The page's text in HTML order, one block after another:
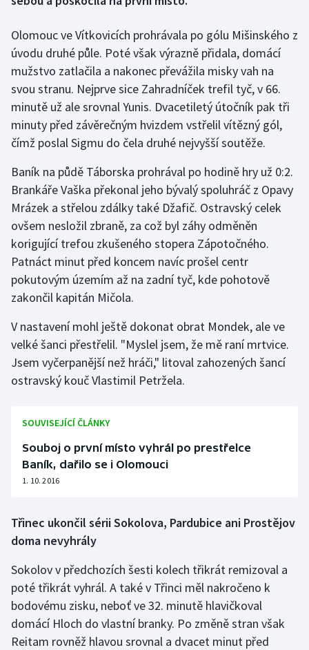
Futsal
Golf
Gymnastika
Házená
Jezdectví
Judo
Krasobruslení
Lezení
Lyže a snowboard
Moderní pětiboj
Motorsport
Olympijské hry
Plážový volejbal
Rychlobruslení
Rychlostní kanoistika
Short track
Sportovní střelba
Olomouc ve Vítkovicích prohrávala po gólu Mišinského z
úvodu druhé půle. Poté však výrazně přidala, domácí
mužstvo zatlačila a nakonec převážila misky vah na
svou stranu. Nejprve sice Zahradníček trefil tyč, v 66.
minutě už ale srovnal Yunis. Dvacetiletý útočník pak tři
minuty před závěrečným hvizdem vstřelil vítězný gól,
čímž poslal Sigmu do čela druhé nejvyšší soutěže.
Baník na půdě Táborska prohrával po hodině hry už 0:2.
Brankáře Vaška překonal jeho bývalý spoluhráč z Opavy
Mrázek a střelou zdálky také Džafič. Ostravský celek
ovšem nesložil zbraně, za což byl záhy odměněn
korigující trefou zkušeného stopera Zápotočného.
Patnáct minut před koncem navíc prošel centr
pokutovým územím až na zadní tyč, kde pohotově
zakončil kapitán Mičola.
V nastavení mohl ještě dokonat obrat Mondek, ale ve
velké šanci přestřelil. "Myslel jsem, že mě raní mrtvice.
Jsem vyčerpanější než hráči," litoval zahozených šancí
ostravský kouč Vlastimil Petržela.
SOUVISEJÍCÍ ČLÁNKY
Souboj o první místo vyhrál po prestřelce
Baník, dařilo se i Olomouci
1. 10. 2016
Třinec ukončil sérii Sokolova, Pardubice ani Prostějov
doma nevyhrály
Sokolov v předchozích šesti kolech třikrát remizoval a
poté třikrát vyhrál. A také v Třinci měl nakročeno k
bodovému zisku, neboť ve 32. minutě hlavičkoval
domácí Hloch do vlastní branky. Po změně stran však
Reitam rovněž hlavou srovnal a dvacet minut před